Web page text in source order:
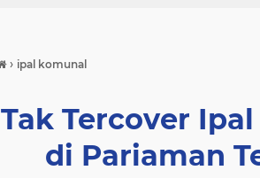
› ipal komunal
Tak Tercover
di Pariaman